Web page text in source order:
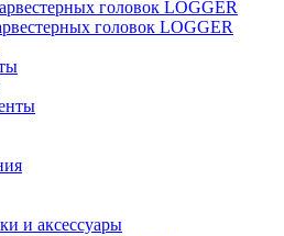
головок LOGGER
головок LOGGER
и аксессуары